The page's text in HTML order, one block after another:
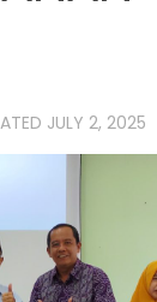
JULY 2, 2025